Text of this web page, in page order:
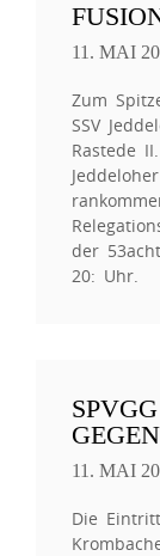
11. MAI
Zum
SSV
Rastede
der
20: Uhr.
11. MAI
Die